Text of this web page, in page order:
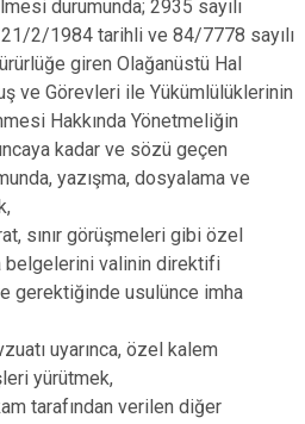
durumunda; 2935 sayılı
2/1984 tarihli ve 84/7778 sayılı
giren Olağanüstü Hal
ve Görevleri ile Yükümlülüklerinin
Hakkında Yönetmeliğin
kadar ve sözü geçen
yazışma, dosyalama ve
sınır görüşmeleri gibi özel
belgelerini valinin direktifi
gerektiğinde usulünce imha
uyarınca, özel kalem
yürütmek,
tarafından verilen diğer